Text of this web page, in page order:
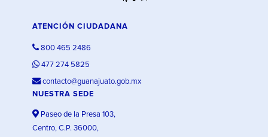
ATENCIÓN CIUDADANA
800 465 2486
477 274 5825
contacto@guanajuato.gob.mx
NUESTRA SEDE
Paseo de la Presa 103,
Centro, C.P. 36000,